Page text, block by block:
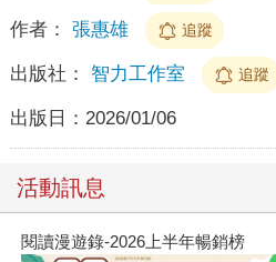
作者： 張惠雄 追蹤
出版社： 智力工作室 追蹤
出版日： 2026/01/06
活動訊息
閱讀漫遊錄-2026上半年暢銷榜